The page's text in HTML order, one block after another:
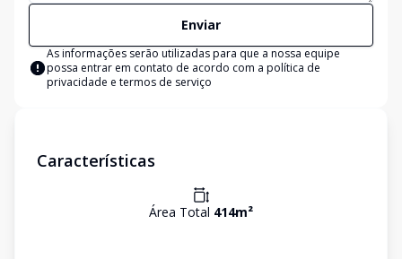
Enviar
As informações serão utilizadas para que a nossa equipe
possa entrar em contato de acordo com a política de
privacidade e termos de serviço
Características
Área Total 414m²